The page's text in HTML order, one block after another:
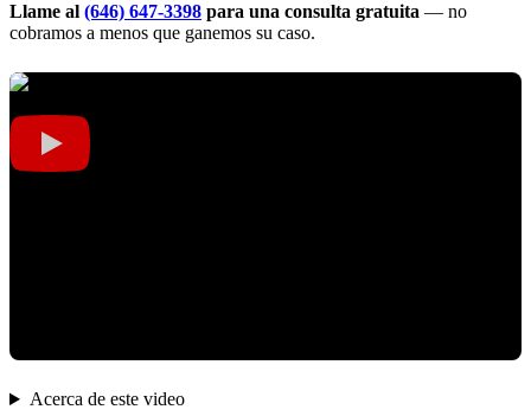
Llame al (646) 647-3398 para una consulta gratuita — no
cobramos a menos que ganemos su caso.
Acerca de este video